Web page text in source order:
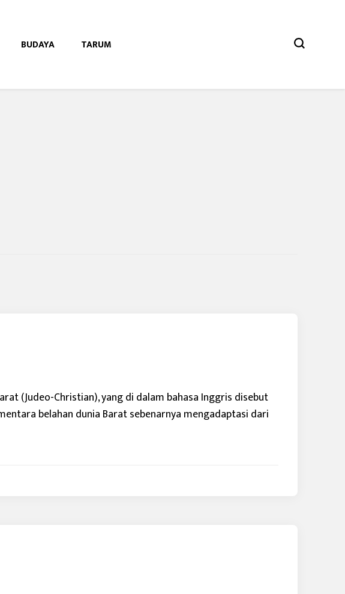
BUDAYA TARUM
(Judeo-Christian), yang di dalam bahasa Inggris disebut
belahan dunia Barat sebenarnya mengadaptasi dari